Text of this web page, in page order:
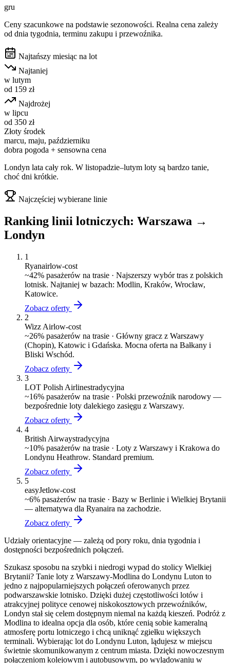
gru
Ceny szacunkowe na podstawie sezonowości. Realna cena zależy
od dnia tygodnia, terminu zakupu i przewoźnika.
Najtańszy miesiąc na lot
Najtaniej
w lutym
od 159 zł
Najdrożej
w lipcu
od 350 zł
Złoty środek
marcu, maju, październiku
dobra pogoda + sensowna cena
Londyn lata cały rok. W listopadzie–lutym loty są bardzo tanie,
choć dni krótkie.
Najczęściej wybierane linie
Ranking linii lotniczych: Warszawa →
Londyn
1
Ryanairlow-cost
~42% pasażerów na trasie · Najszerszy wybór tras z polskich
lotnisk. Najtaniej w bazach: Modlin, Kraków, Wrocław,
Katowice.
Zobacz oferty
2
Wizz Airlow-cost
~26% pasażerów na trasie · Główny gracz z Warszawy
(Chopin), Katowic i Gdańska. Mocna oferta na Bałkany i
Bliski Wschód.
Zobacz oferty
3
LOT Polish Airlinestradycyjna
~16% pasażerów na trasie · Polski przewoźnik narodowy —
bezpośrednie loty dalekiego zasięgu z Warszawy.
Zobacz oferty
4
British Airwaystradycyjna
~10% pasażerów na trasie · Loty z Warszawy i Krakowa do
Londynu Heathrow. Standard premium.
Zobacz oferty
5
easyJetlow-cost
~6% pasażerów na trasie · Bazy w Berlinie i Wielkiej Brytanii
— alternatywa dla Ryanaira na zachodzie.
Zobacz oferty
Udziały orientacyjne — zależą od pory roku, dnia tygodnia i
dostępności bezpośrednich połączeń.
Szukasz sposobu na szybki i niedrogi wypad do stolicy Wielkiej
Brytanii? Tanie loty z Warszawy-Modlina do Londynu Luton to
jedno z najpopularniejszych połączeń oferowanych przez
podwarszawskie lotnisko. Dzięki dużej częstotliwości lotów i
atrakcyjnej polityce cenowej niskokosztowych przewoźników,
Londyn stał się celem dostępnym niemal na każdą kieszeń. Podróż z
Modlina to idealna opcja dla osób, które cenią sobie kameralną
atmosferę portu lotniczego i chcą uniknąć zgiełku większych
terminali. Wybierając lot do Londynu Luton, lądujesz w miejscu
świetnie skomunikowanym z centrum miasta. Dzięki nowoczesnym
połączeniom kolejowym i autobusowym, po wylądowaniu w